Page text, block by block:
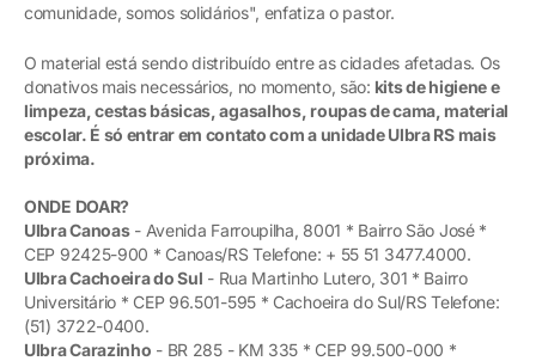
comunidade, somos solidários", enfatiza o pastor.
O material está sendo distribuído entre as cidades afetadas. Os
donativos mais necessários, no momento, são: kits de higiene e
limpeza, cestas básicas, agasalhos, roupas de cama, material
escolar. É só entrar em contato com a unidade Ulbra RS mais
próxima.
ONDE DOAR?
Ulbra Canoas- Avenida Farroupilha, 8001 * Bairro São José *
CEP 92425-900 * Canoas/RS Telefone: + 55 51 3477.4000.
Ulbra Cachoeira do Sul - Rua Martinho Lutero, 301 * Bairro
Universitário * CEP 96.501-595 * Cachoeira do Sul/RS Telefone:
(51) 3722-0400.
Ulbra Carazinho - BR 285 - KM 335 * CEP 99.500-000 *